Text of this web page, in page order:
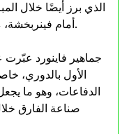
الذي برز أيضًا خلال
أمام فينربخشة، ما منحه ثقة المدرب لإشراكه أساسياً.
جماهير فاينورد
الأول بالدوري،
الدفاعات، وهو ما
صناعة الفارق